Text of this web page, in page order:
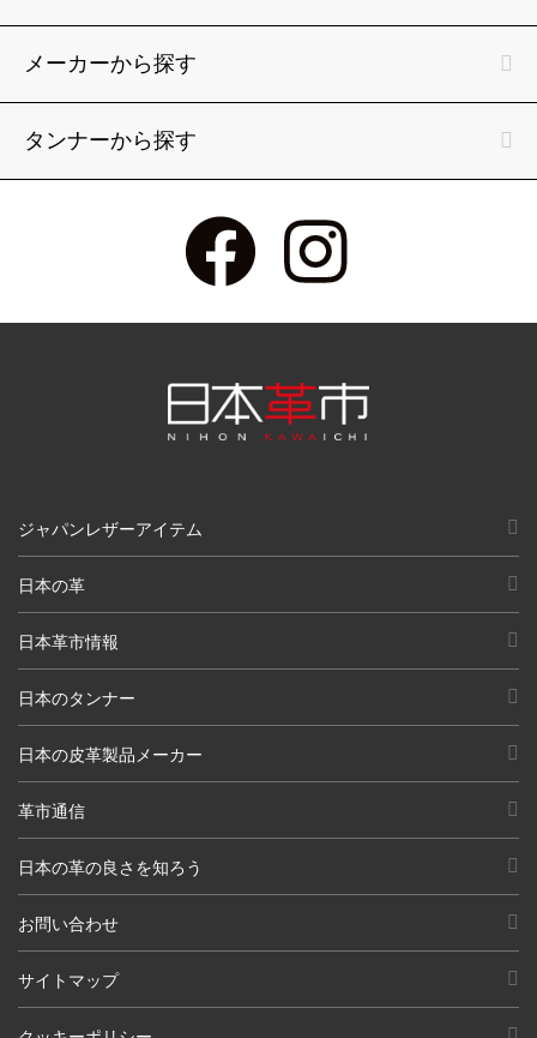
メーカーから探す
タンナーから探す
ジャパンレザーアイテム
日本の革
日本革市情報
日本のタンナー
日本の皮革製品メーカー
革市通信
日本の革の良さを知ろう
お問い合わせ
サイトマップ